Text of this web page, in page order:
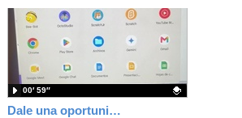
Dale una oportunidad a los Chromebooks y utiliza un proyector para realizar talleres si no tienes pantallas táctiles
00′ 59″